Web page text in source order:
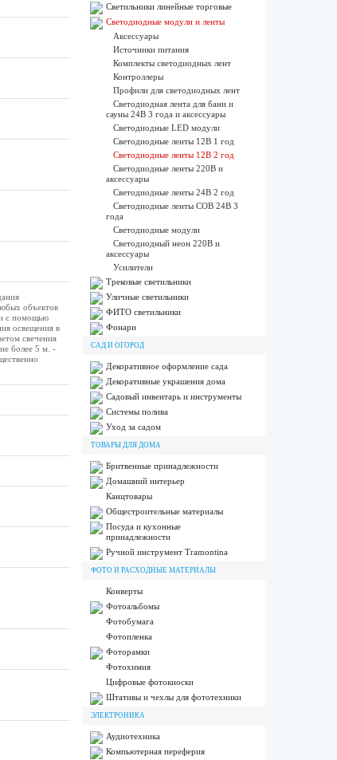
объектов
с помощью
освещения в
свечения
более 5 м. -
Светильники линейные торговые
Светодиодные модули и ленты
Аксессуары
Источники питания
Комплекты светодиодных лент
Контроллеры
Профили для светодиодных лент
Светодиодная лента для бани и
сауны 24В 3 года и аксессуары
Светодиодные LED модули
Светодиодные ленты 12В 1 год
Светодиодные ленты 12В 2 год
Светодиодные ленты 220В и
аксессуары
Светодиодные ленты 24В 2 год
Светодиодные ленты COB 24В 3
года
Светодиодные модули
Светодиодный неон 220В и
аксессуары
Усилители
Трековые светильники
Уличные светильники
ФИТО светильники
Фонари
САД И ОГОРОД
Декоративное оформление сада
Декоративные украшения дома
Садовый инвентарь и инструменты
Системы полива
Уход за садом
ТОВАРЫ ДЛЯ ДОМА
Бритвенные принадлежности
Домашний интерьер
Канцтовары
Общестроительные материалы
Посуда и кухонные
принадлежности
Ручной инструмент Tramontina
ФОТО И РАСХОДНЫЕ МАТЕРИАЛЫ
Конверты
Фотоальбомы
Фотобумага
Фотопленка
Фоторамки
Фотохимия
Цифровые фотокиоски
Штативы и чехлы для фототехники
ЭЛЕКТРОНИКА
Аудиотехника
Компьютерная переферия